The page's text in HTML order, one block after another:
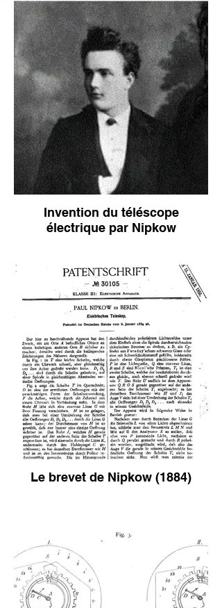
Invention du téléscope
électrique par Nipkow
Le brevet de Nipkow (1884)